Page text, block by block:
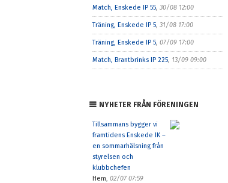
Match, Enskede IP 55, 30/08 12:00
Träning, Enskede IP 5, 31/08 17:00
Träning, Enskede IP 5, 07/09 17:00
Match, Brantbrinks IP 225, 13/09 09:00
NYHETER FRÅN FÖRENINGEN
Tillsammans bygger vi
framtidens Enskede IK –
en sommarhälsning från
styrelsen och
klubbchefen
Hem, 02/07 07:59